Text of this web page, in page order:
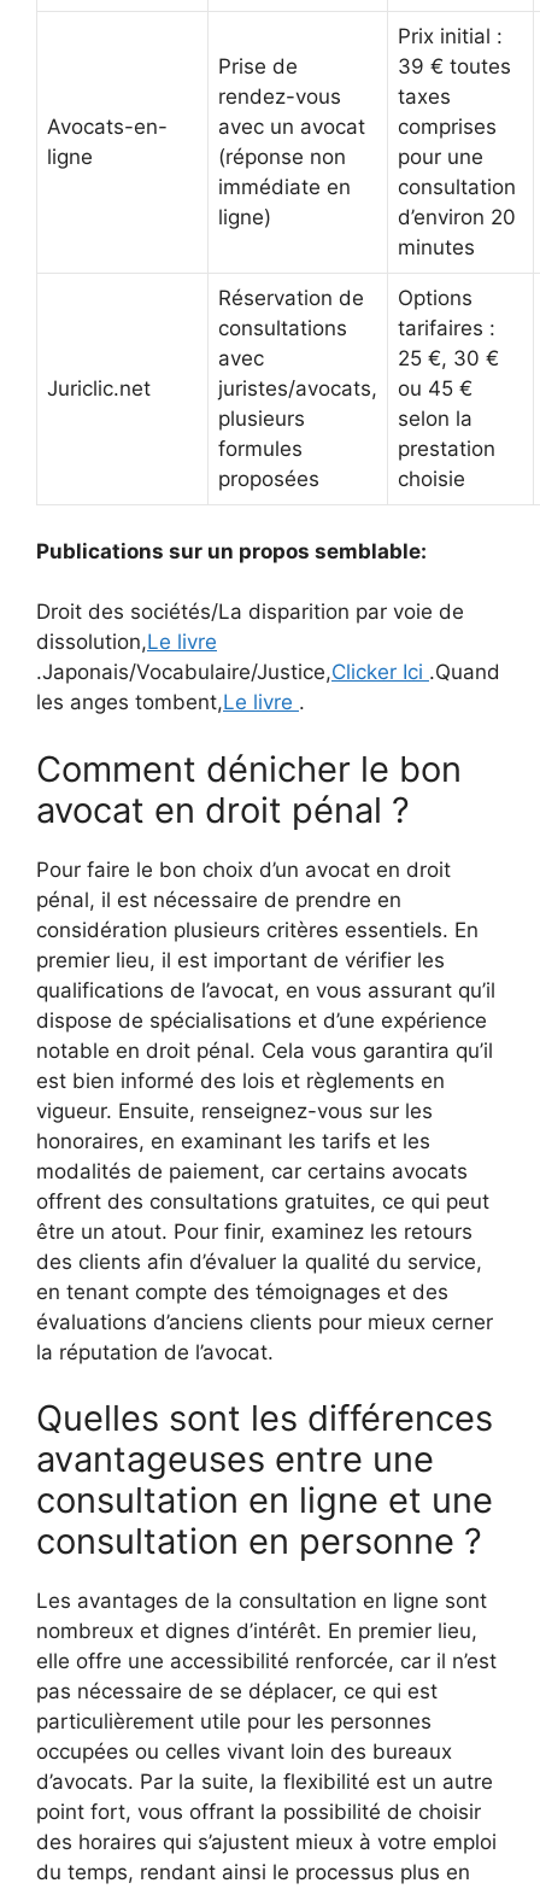
Avocats-en-
ligne
Prise de
rendez-vous
avec un avocat
(réponse non
immédiate en
ligne)
Prix initial :
39 € toutes
taxes
comprises
pour une
consultation
d’environ 20
minutes
Juriclic.net
Réservation de
consultations
avec
juristes/avocats,
plusieurs
formules
proposées
Options
tarifaires :
25 €, 30 €
ou 45 €
selon la
prestation
choisie
Publications sur un propos semblable:
Droit des sociétés/La disparition par voie de
dissolution,Le livre
.Japonais/Vocabulaire/Justice,Clicker Ici .Quand
les anges tombent,Le livre .
Comment dénicher le bon
avocat en droit pénal ?
Pour faire le bon choix d’un avocat en droit
pénal, il est nécessaire de prendre en
considération plusieurs critères essentiels. En
premier lieu, il est important de vérifier les
qualifications de l’avocat, en vous assurant qu’il
dispose de spécialisations et d’une expérience
notable en droit pénal. Cela vous garantira qu’il
est bien informé des lois et règlements en
vigueur. Ensuite, renseignez-vous sur les
honoraires, en examinant les tarifs et les
modalités de paiement, car certains avocats
offrent des consultations gratuites, ce qui peut
être un atout. Pour finir, examinez les retours
des clients afin d’évaluer la qualité du service,
en tenant compte des témoignages et des
évaluations d’anciens clients pour mieux cerner
la réputation de l’avocat.
Quelles sont les différences
avantageuses entre une
consultation en ligne et une
consultation en personne ?
Les avantages de la consultation en ligne sont
nombreux et dignes d’intérêt. En premier lieu,
elle offre une accessibilité renforcée, car il n’est
pas nécessaire de se déplacer, ce qui est
particulièrement utile pour les personnes
occupées ou celles vivant loin des bureaux
d’avocats. Par la suite, la flexibilité est un autre
point fort, vous offrant la possibilité de choisir
des horaires qui s’ajustent mieux à votre emploi
du temps, rendant ainsi le processus plus en